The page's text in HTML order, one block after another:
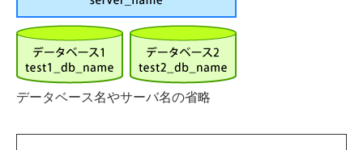
データベース名やサーバ名の省略